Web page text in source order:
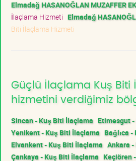
Elmadağ HASANOĞLAN MUZAFFER
İlaçlama Hizmeti Elmadağ
Biti İlaçlama Hizmeti
Güçlü İlaçlama Kuş Biti
hizmetini verdiğimiz
Sincan - Kuş Biti İlaçlama Etimesgut
Yenikent - Kuş Biti İlaçlama Bağlıca
Elvankent - Kuş Biti İlaçlama Ankara
Çankaya - Kuş Biti İlaçlama Keçiören